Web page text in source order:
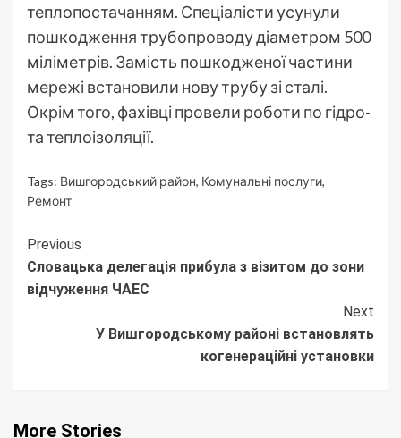
теплопостачанням. Спеціалісти усунули
пошкодження трубопроводу діаметром 500
міліметрів. Замість пошкодженої частини
мережі встановили нову трубу зі сталі.
Окрім того, фахівці провели роботи по гідро-
та теплоізоляції.
Tags: Вишгородський район, Комунальні послуги,
Ремонт
Continue
Reading
Previous
Словацька делегація прибула з візитом до зони
відчуження ЧАЕС
Next
У Вишгородському районі встановлять
когенераційні установки
More Stories